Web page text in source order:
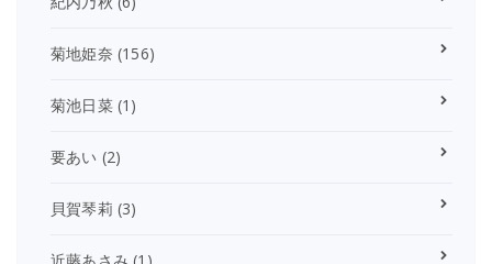
菊地姫奈 (156)
菊池日菜(1)
要あい (2)
貝賀琴莉 (3)